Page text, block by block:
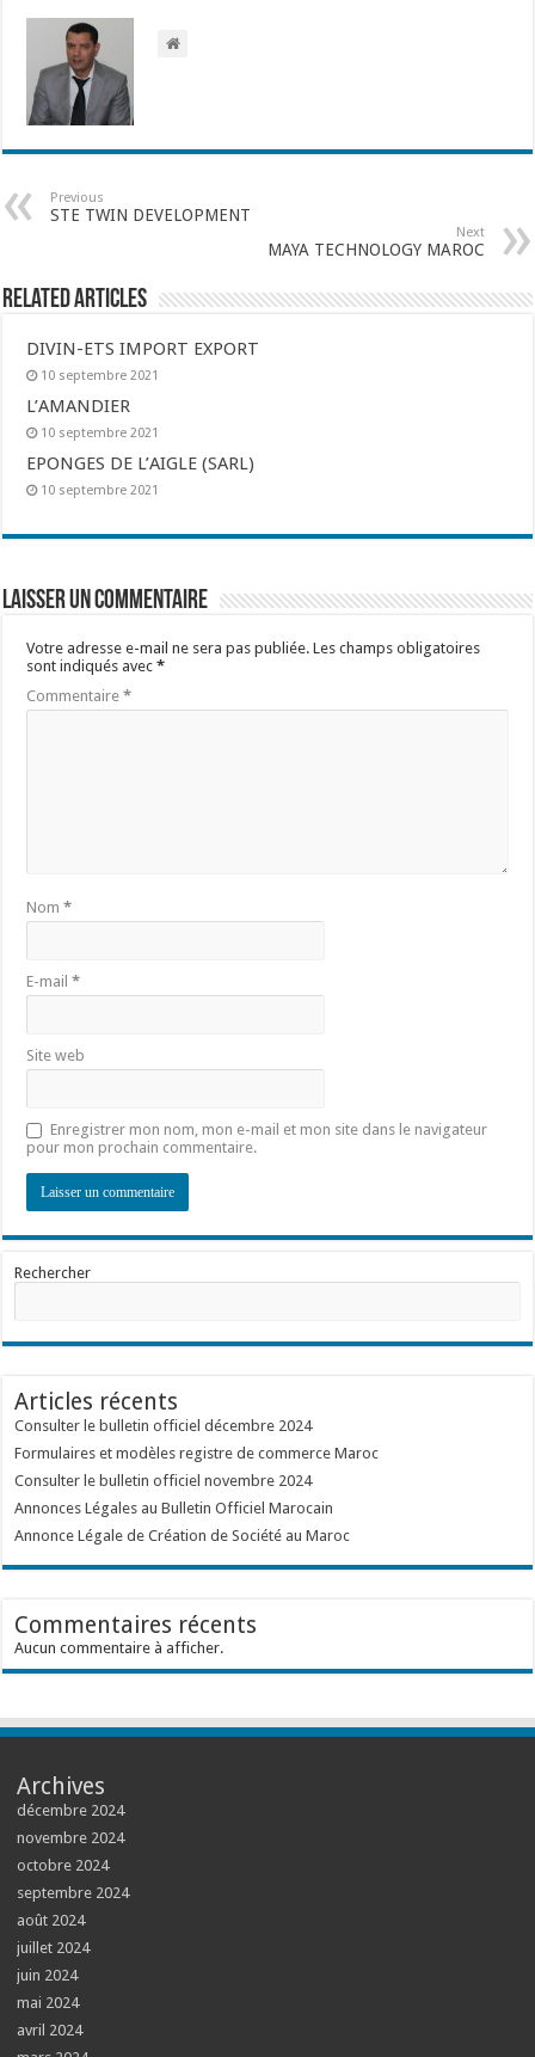
Previous
STE TWIN DEVELOPMENT
Next
MAYA TECHNOLOGY MAROC
Related Articles
DIVIN-ETS IMPORT EXPORT
10 septembre 2021
L’AMANDIER
10 septembre 2021
EPONGES DE L’AIGLE (SARL)
10 septembre 2021
Laisser un commentaire
Votre adresse e-mail ne sera pas publiée. Les champs obligatoires
sont indiqués avec*
Commentaire*
Nom*
E-mail*
Site web
Enregistrer mon nom, mon e-mail et mon site dans le navigateur
pour mon prochain commentaire.
Rechercher
Articles récents
Consulter le bulletin officiel décembre 2024
Formulaires et modèles registre de commerce Maroc
Consulter le bulletin officiel novembre 2024
Annonces Légales au Bulletin Officiel Marocain
Annonce Légale de Création de Société au Maroc
Commentaires récents
Aucun commentaire à afficher.
Archives
décembre 2024
novembre 2024
octobre 2024
septembre 2024
août 2024
juillet 2024
juin 2024
mai 2024
avril 2024